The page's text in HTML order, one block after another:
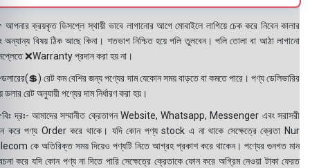
ক্রয়কৃত ডিসপ্লে স্থায়ী ভাবে লাগানোর আগে মোবাইলে লাগিয়ে চেক করে নিবেন কালার
অন্যান্য বিষয় ঠিক আছে কিনা। শতভাগ নিশ্চিত হয়ে পলি তুলবেন। পলি তোলা বা আঠা লাগানো
❌Warranty প্রদান করা হয় না।
রেট কম বেশির জন্য পণ্যের দাম যেকোন সময় বাড়তে বা কমতে পারে। পণ্য ডেলিভারির
ডলার রেট অনুযায়ী পণ্যের দাম নির্ধারণ করা হয়।
দ্রঃ- আমাদের সম্মানীত ক্রেতাগন Website, Whatsapp, Messenger এবং সরাসরী
করে পণ্য Order করে থাকে। যদি কোন পণ্য stock এ না থাকে সেক্ষেত্রে ক্রেতা Nur
কে অতিরিক্ত সময় দিয়েও পণ্যটি নিতে আগ্রহ প্রকাশ করে থাকেন। পণ্যের গুনগত মান
করে যদি কোন পণ্য না দিতে পারি সেক্ষেত্রে ক্রেতাকে ফোন করে অগ্রিম নেওয়া টাকা ফেরত